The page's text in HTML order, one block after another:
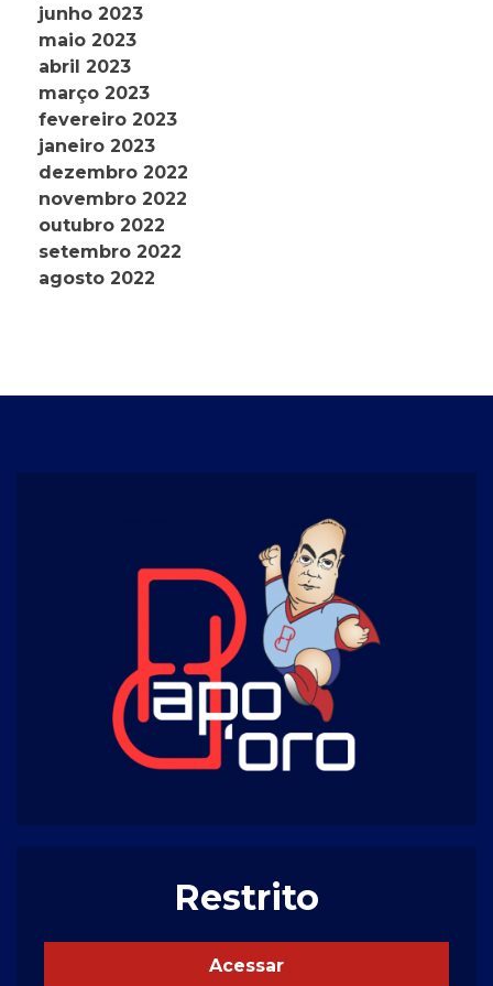
junho 2023
maio 2023
abril 2023
março 2023
fevereiro 2023
janeiro 2023
dezembro 2022
novembro 2022
outubro 2022
setembro 2022
agosto 2022
Restrito
Acessar